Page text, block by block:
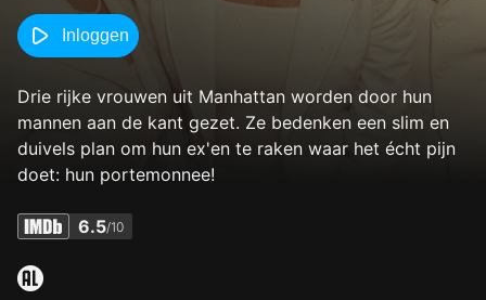
Inloggen
Drie rijke vrouwen uit Manhattan worden door hun
mannen aan de kant gezet. Ze bedenken een slim en
duivels plan om hun ex'en te raken waar het écht pijn
doet: hun portemonnee!
6.5/10